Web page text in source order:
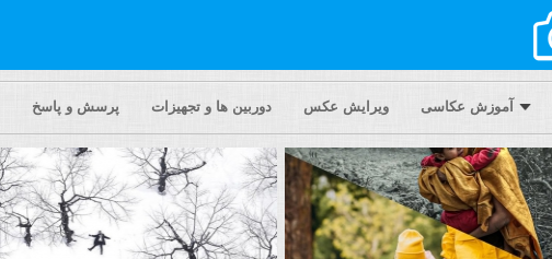
آموزش عکاسی ویرایش عکس دوربین ها و تجهیزات پرسش و پاسخ